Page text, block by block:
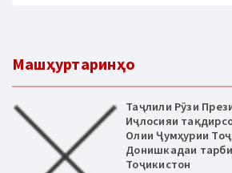
Машҳуртаринҳо
Таҷлили Рӯзи
Иҷлосияи
Олии Ҷумҳурии
Донишкадаи
Тоҷикистон